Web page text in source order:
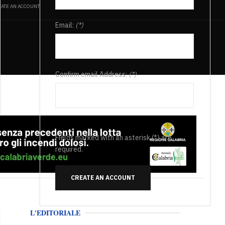
AN ACCOUNT
Email: (*)
Confirm email Address:(*)
Fields marked with an asterisk (*) are
required.
CREATE AN ACCOUNT
L'EDITORIALE